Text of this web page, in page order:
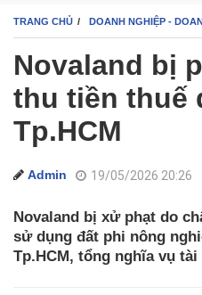
TRANG CHỦ DOANH NGHIỆP -
Novaland bị
thu tiền thuế
Tp.HCM
Admin 19/05/2026 20:26
Novaland bị xử phạt do
sử dụng đất phi nông
Tp.HCM, tổng nghĩa vụ